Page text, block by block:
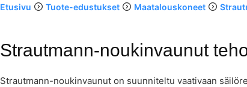
Etusivu Tuote-edustukset Maatalouskoneet
Strautmann-noukinvaunut
Strautmann-noukinvaunut on suunniteltu vaativaan